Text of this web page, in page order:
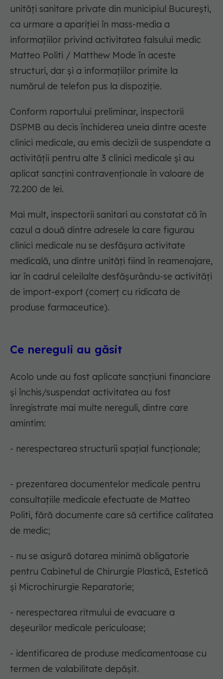
unități sanitare private din municipiul București,
ca urmare a apariției în mass-media a
informațiilor privind activitatea falsului medic
Matteo Politi / Matthew Mode în aceste
structuri, dar și a informațiilor primite la
numărul de telefon pus la dispoziție.
Conform raportului preliminar, inspectorii
DSPMB au decis închiderea uneia dintre aceste
clinici medicale, au emis decizii de suspendate a
activității pentru alte 3 clinici medicale și au
aplicat sancțini contravenționale în valoare de
72.200 de lei.
Mai mult, inspectorii sanitari au constatat că în
cazul a două dintre adresele la care figurau
clinici medicale nu se desfășura activitate
medicală, una dintre unități fiind în reamenajare,
iar în cadrul celeilalte desfășurându-se activități
de import-export (comerț cu ridicata de
produse farmaceutice).
Ce nereguli au găsit
Acolo unde au fost aplicate sancțiuni financiare
și închis/suspendat activitatea au fost
înregistrate mai multe nereguli, dintre care
amintim:
- nerespectarea structurii spațial funcţionale;
- prezentarea documentelor medicale pentru
consultaţiile medicale efectuate de Matteo
Politi, fără documente care să certifice calitatea
de medic;
- nu se asigură dotarea minimă obligatorie
pentru Cabinetul de Chirurgie Plastică, Estetică
şi Microchirurgie Reparatorie;
- nerespectarea ritmului de evacuare a
deşeurilor medicale periculoase;
- identificarea de produse medicamentoase cu
termen de valabilitate depășit.